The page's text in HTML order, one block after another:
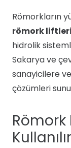
Römorkların
römork liftleri
hidrolik
Sakarya ve
sanayicilere
çözümleri
Römork